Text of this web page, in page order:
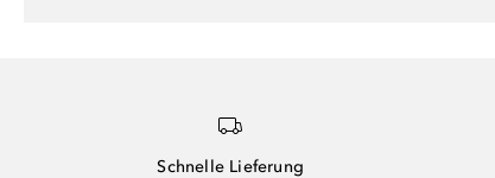
Schnelle Lieferung